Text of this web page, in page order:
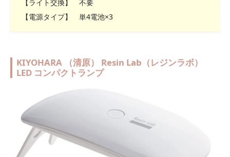
【ライト交換】 不要
【電源タイプ】 単4電池×3
KIYOHARA （清原） Resin Lab（レジンラボ）
LED コンパクトランプ